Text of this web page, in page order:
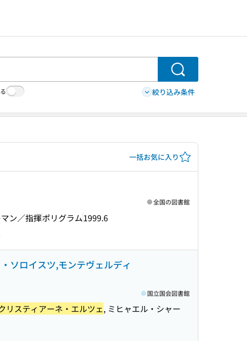
検索
絞り込み条件
一括お気に入り
ン／指揮ポリグラム1999.6
全国の図書館
ソロイスツ,モンテヴェルディ
リスティアーネ・エルツェ, ミヒャエル・シャー
国立国会図書館